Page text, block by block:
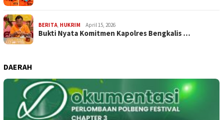
BERITA HUKRIM April 15, 2026
Bukti Nyata Komitmen Kapolres Bengkalis …
DAERAH